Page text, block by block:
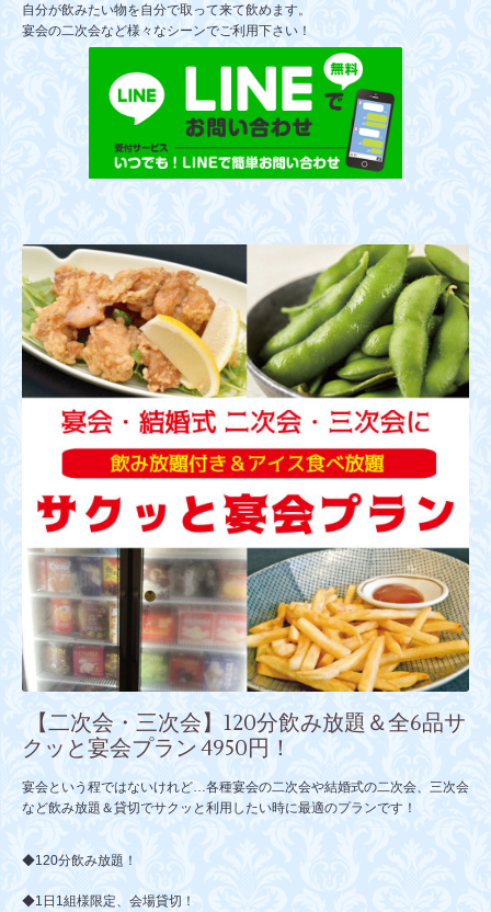
自分が飲みたい物を自分で取って来て飲めます。
宴会の二次会など様々なシーンでご利用下さい！
【二次会・三次会】120分飲み放題＆全6品サ
クッと宴会プラン 4950円！
宴会という程ではないけれど…各種宴会の二次会や結婚式の二次会、三次会
など飲み放題＆貸切でサクッと利用したい時に最適のプランです！
◆120分飲み放題！
◆1日1組様限定、会場貸切！